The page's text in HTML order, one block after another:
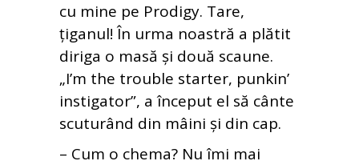
cu mine pe Prodigy. Tare,
țiganul! În urma noastră a plătit
diriga o masă și două scaune.
„I’m the trouble starter, punkin’
instigator”, a început el să cânte
scuturând din mâini și din cap.
– Cum o chema? Nu îmi mai